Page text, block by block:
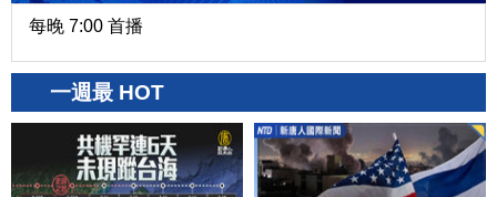
每晚 7:00 首播
一週最 HOT